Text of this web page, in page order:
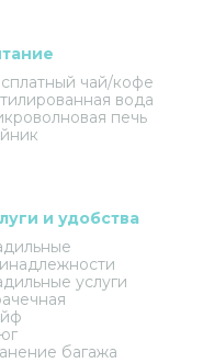
чай/кофе
вода
печь
и удобства
услуги
багажа